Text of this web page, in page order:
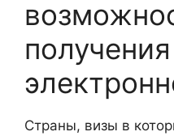
получения
Страны, визы в